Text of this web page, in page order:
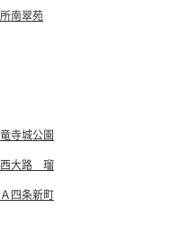
南翠苑
寺城公園
西大路 瑠
四条新町